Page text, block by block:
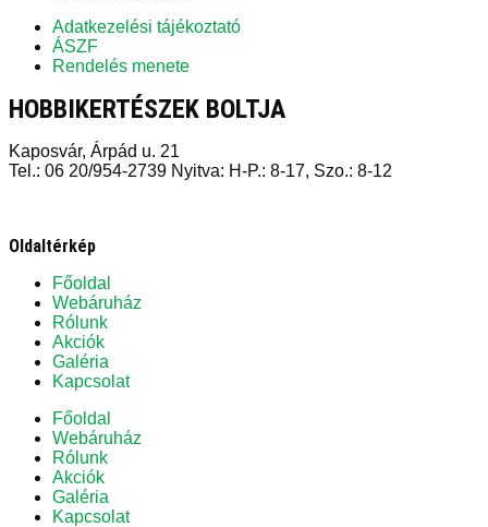
Adatkezelési tájékoztató
ÁSZF
Rendelés menete
HOBBIKERTÉSZEK BOLTJA
Kaposvár, Árpád u. 21
Tel.: 06 20/954-2739 Nyitva: H-P.: 8-17, Szo.: 8-12
Oldaltérkép
Főoldal
Webáruház
Rólunk
Akciók
Galéria
Kapcsolat
Főoldal
Webáruház
Rólunk
Akciók
Galéria
Kapcsolat